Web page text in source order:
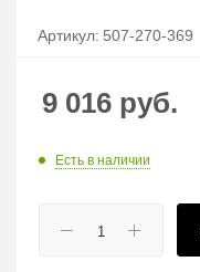
Артикул: 507-270-369
9 016 руб.
Есть в наличии